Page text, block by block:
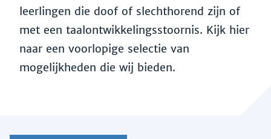
leerlingen die doof of slechthorend zijn of
met een taalontwikkelingsstoornis. Kijk hier
naar een voorlopige selectie van
mogelijkheden die wij bieden.